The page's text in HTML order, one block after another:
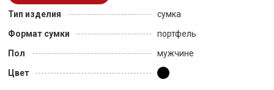
Тип изделия
сумка
Формат сумки
портфель
Пол
мужчине
Цвет